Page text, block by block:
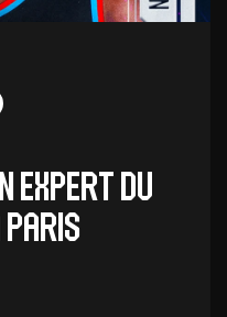
expert du
Paris